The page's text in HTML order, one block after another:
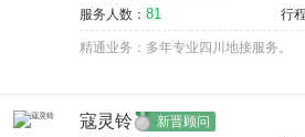
服务人数： 81 行
精通业务：多年专业四川地接服务。
寇灵铃 新晋顾问